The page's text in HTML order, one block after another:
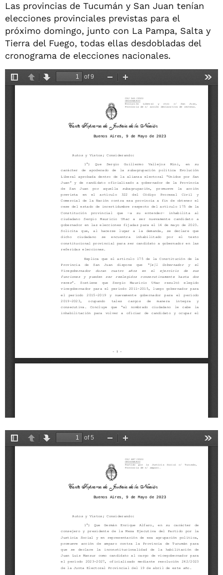
Las provincias de Tucumán y San Juan tenían
elecciones provinciales previstas para el
próximo domingo, junto con La Pampa, Salta y
Tierra del Fuego, todas ellas desdobladas del
cronograma de elecciones nacionales.